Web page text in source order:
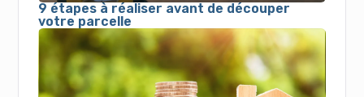
9 étapes à réaliser avant de découper
votre parcelle